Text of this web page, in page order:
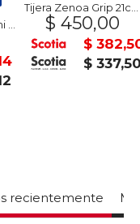
Barra de Luz Xiaomi de lectura Magnética
Tijera Zenoa Grip 21cm MAPED
$ 450,00
$
$
recientemente